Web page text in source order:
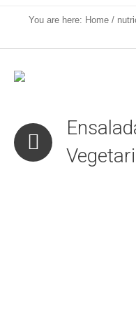
You are here: Home /